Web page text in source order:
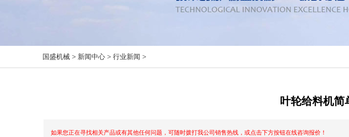
国盛机械 > 新闻中心 > 行业新闻 >
叶轮给料机简
如果您正在寻找相关产品或有其他任何问题，可随时拨打我公司销售热线，或点击下方按钮在线咨询报价！